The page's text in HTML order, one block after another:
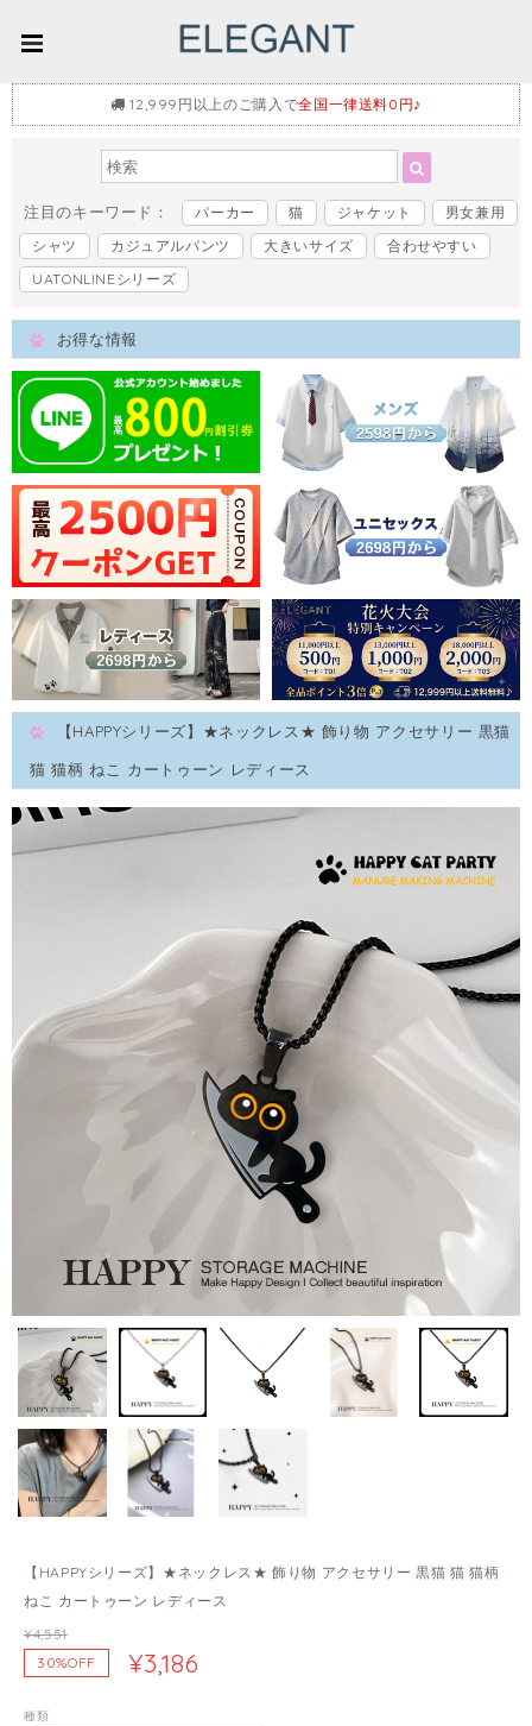
12,999円以上のご購入で全国一律送料0円♪
注目のキーワード： パーカー 猫 ジャケット
男女兼用
シャツ
カジュアルパンツ 大きいサイズ
合わせやすい
UATONLINEシリーズ
お得な情報
【HAPPYシリーズ】★ネックレス★ 飾り物 アクセサリー 黒猫
猫 猫柄 ねこ カートゥーン レディース
【HAPPYシリーズ】★ネックレス★ 飾り物 アクセサリー 黒猫 猫 猫柄
ねこ カートゥーン レディース
¥4,551
30%OFF
¥3,186
種類